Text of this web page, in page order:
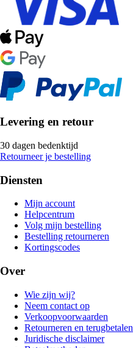
Levering en retour
30 dagen bedenktijd
Retourneer je bestelling
Diensten
Mijn account
Helpcentrum
Volg mijn bestelling
Bestelling retourneren
Kortingscodes
Over
Wie zijn wij?
Neem contact op
Verkoopvoorwaarden
Retourneren en terugbetalen
Juridische disclaimer